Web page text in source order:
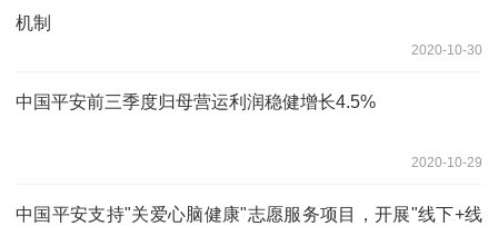
机制
2020-10-30
中国平安前三季度归母营运利润稳健增长4.5%
2020-10-29
中国平安支持"关爱心脑健康"志愿服务项目，开展"线下+线